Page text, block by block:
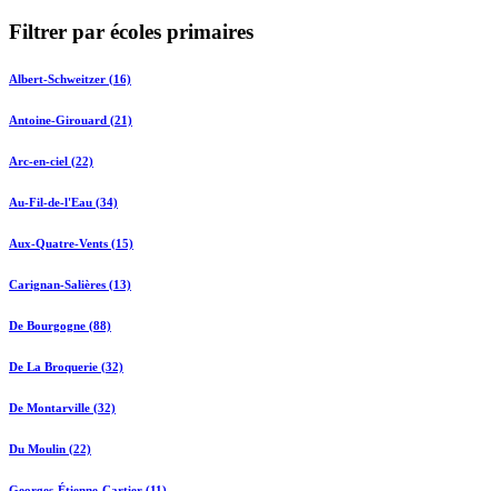
Filtrer par écoles primaires
Albert-Schweitzer (16)
Antoine-Girouard (21)
Arc-en-ciel (22)
Au-Fil-de-l'Eau (34)
Aux-Quatre-Vents (15)
Carignan-Salières (13)
De Bourgogne (88)
De La Broquerie (32)
De Montarville (32)
Du Moulin (22)